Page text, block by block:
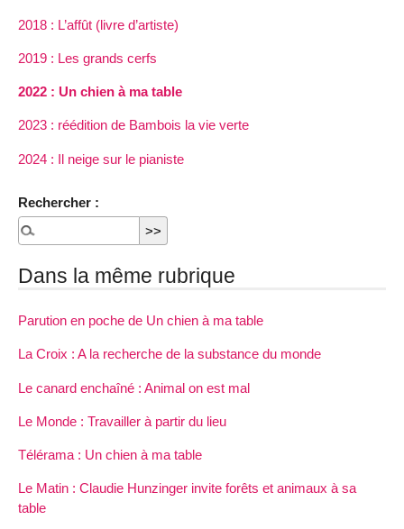
2018 : L’affût (livre d’artiste)
2019 : Les grands cerfs
2022 : Un chien à ma table
2023 : réédition de Bambois la vie verte
2024 : Il neige sur le pianiste
Rechercher :
Dans la même rubrique
Parution en poche de Un chien à ma table
La Croix : A la recherche de la substance du monde
Le canard enchaîné : Animal on est mal
Le Monde : Travailler à partir du lieu
Télérama : Un chien à ma table
Le Matin : Claudie Hunzinger invite forêts et animaux à sa
table